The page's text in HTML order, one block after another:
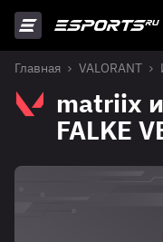
Главная VALORANT
matriix
FALKE